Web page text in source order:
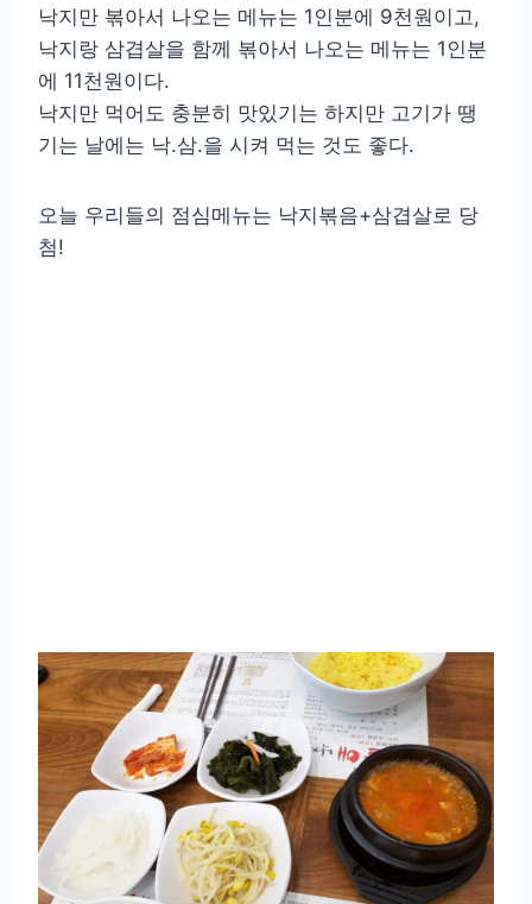
낙지만 볶아서 나오는 메뉴는 1인분에 9천원이고,
낙지랑 삼겹살을 함께 볶아서 나오는 메뉴는 1인분
에 11천원이다.
낙지만 먹어도 충분히 맛있기는 하지만 고기가 땡
기는 날에는 낙.삼.을 시켜 먹는 것도 좋다.
오늘 우리들의 점심메뉴는 낙지볶음+삼겹살로 당
첨!